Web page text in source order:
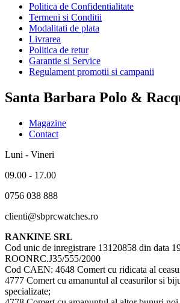
Politica de Confidentialitate
Termeni si Conditii
Modalitati de plata
Livrarea
Politica de retur
Garantie si Service
Regulament promotii si campanii
Santa Barbara Polo &
Magazine
Contact
Luni - Vineri
09.00 - 17.00
0756 038 888
clienti@sbprcwatches.ro
RANKINE SRL
Cod unic de inregistrare 13120858 din data
ROONRC.J35/555/2000
Cod CAEN: 4648 Comert cu ridicata al
4777 Comert cu amanuntul al ceasurilor si
specializate;